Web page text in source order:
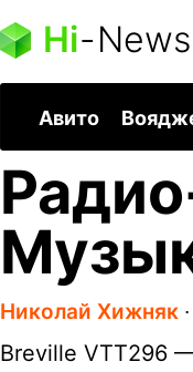
Hi-
Авито
Николай Хижняк ∙
Breville VTT296